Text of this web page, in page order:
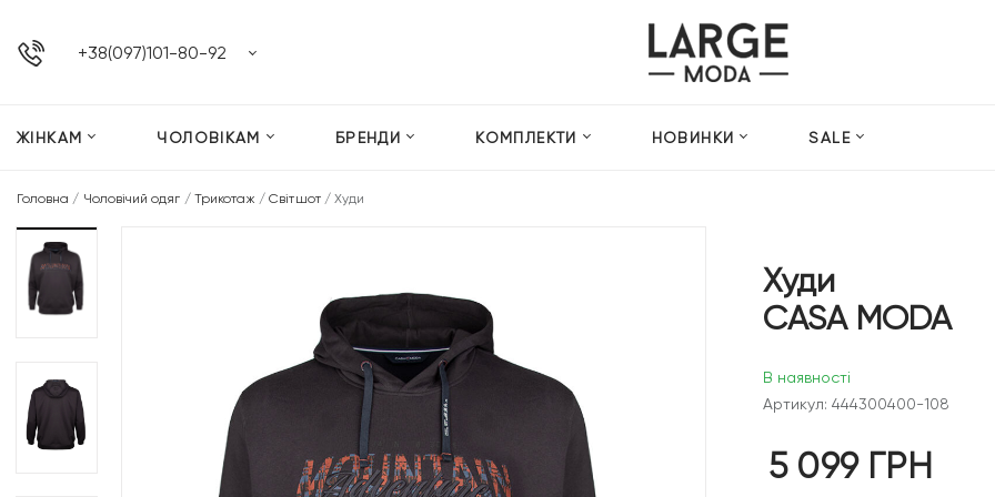
+38(097)101-80-92
ЖІНКАМ ЧОЛОВІКАМ БРЕНДИ КОМПЛЕКТИ НОВИНКИ SALE
Головна / Чоловічий одяг / Трикотаж /Світшот/ Худи
Худи
CASA MODA
В наявності
Артикул: 444300400-108
5 099 ГРН